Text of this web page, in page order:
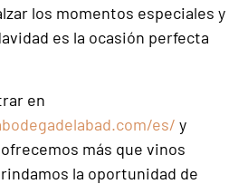
los momentos especiales y
es la ocasión perfecta
en
es/ y
más que vinos
la oportunidad de